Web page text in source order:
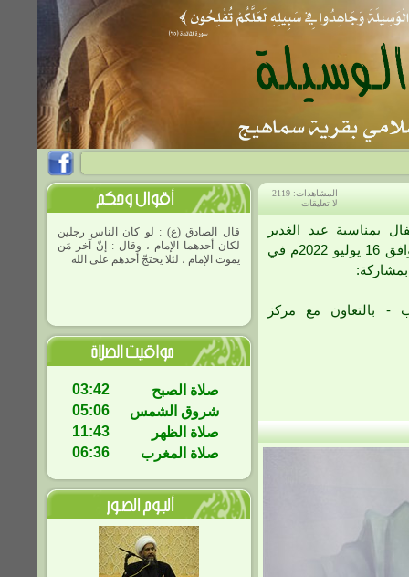
قال الصادق (ع) : لو كان الناس رجلين
لكان أحدهما الإمام ، وقال : إنّ آخر مَن
يموت الإمام ، لئلا يحتجّ أحدهم على الله
صلاة الصبح
03:42
شروق الشمس
05:06
صلاة الظهر
11:43
صلاة المغرب
06:36
المشاهدات: 2119
لا تعليقات
بمناسبة عيد الغدير
الأغر وذلك ليلة الأحد الموافق 16 يوليو 2022م في
- بالتعاون مع مركز